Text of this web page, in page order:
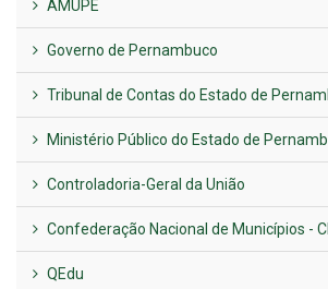
AMUPE
Governo de Pernambuco
Tribunal de Contas do Estado de
Ministério Público do Estado de
Controladoria-Geral da União
Confederação Nacional de Municípios -
QEdu